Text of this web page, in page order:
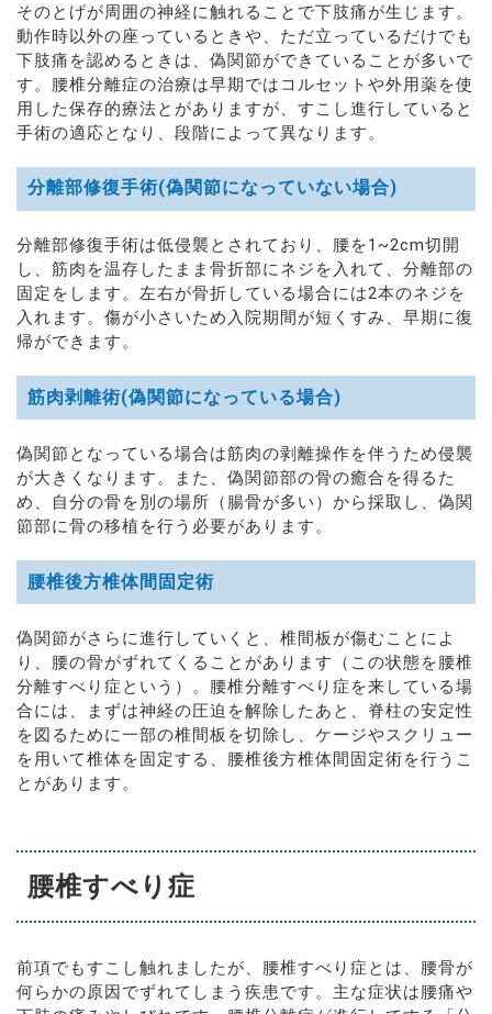
そのとげが周囲の神経に触れることで下肢痛が生じます。
動作時以外の座っているときや、ただ立っているだけでも
下肢痛を認めるときは、偽関節ができていることが多いで
す。腰椎分離症の治療は早期ではコルセットや外用薬を使
用した保存的療法とがありますが、すこし進行していると
手術の適応となり、段階によって異なります。
分離部修復手術(偽関節になっていない場合)
分離部修復手術は低侵襲とされており、腰を1~2cm切開
し、筋肉を温存したまま骨折部にネジを入れて、分離部の
固定をします。左右が骨折している場合には2本のネジを
入れます。傷が小さいため入院期間が短くすみ、早期に復
帰ができます。
筋肉剥離術(偽関節になっている場合)
偽関節となっている場合は筋肉の剥離操作を伴うため侵襲
が大きくなります。また、偽関節部の骨の癒合を得るた
め、自分の骨を別の場所（腸骨が多い）から採取し、偽関
節部に骨の移植を行う必要があります。
腰椎後方椎体間固定術
偽関節がさらに進行していくと、椎間板が傷むことによ
り、腰の骨がずれてくることがあります（この状態を腰椎
分離すべり症という）。腰椎分離すべり症を来している場
合には、まずは神経の圧迫を解除したあと、脊柱の安定性
を図るために一部の椎間板を切除し、ケージやスクリュー
を用いて椎体を固定する、腰椎後方椎体間固定術を行うこ
とがあります。
腰椎すべり症
前項でもすこし触れましたが、腰椎すべり症とは、腰骨が
何らかの原因でずれてしまう疾患です。主な症状は腰痛や